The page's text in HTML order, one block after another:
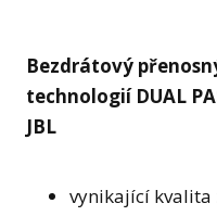
Bezdrátový
technologií DUAL
JBL
vynikající kvalita